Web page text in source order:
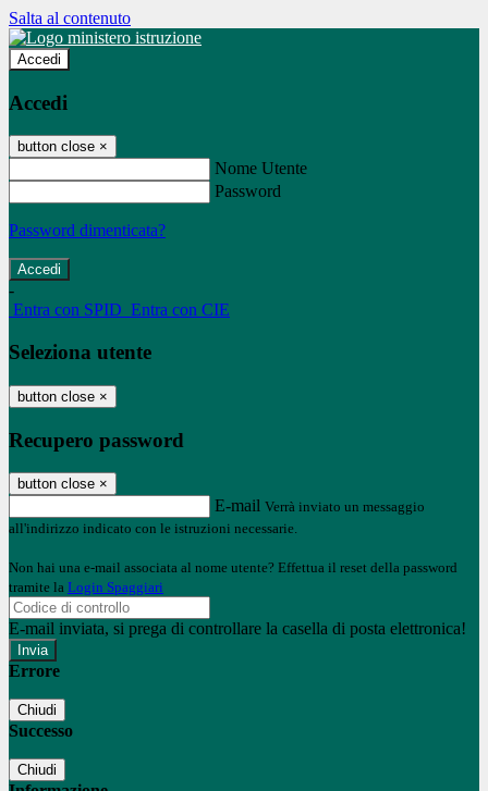
Salta al contenuto
Accedi
Accedi
button close ×
Nome Utente
Password
Password dimenticata?
-
Entra con SPID Entra con CIE
Seleziona utente
button close ×
Recupero password
button close ×
E-mail Verrà inviato un messaggio
all'indirizzo indicato con le istruzioni necessarie.
Non hai una e-mail associata al nome utente? Effettua il reset della password
tramite la Login Spaggiari
E-mail inviata, si prega di controllare la casella di posta elettronica!
Errore
Chiudi
Successo
Chiudi